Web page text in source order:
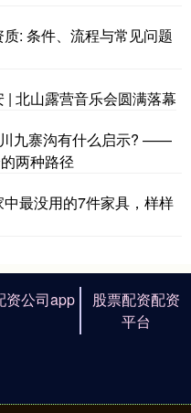
: 条件、流程与常见问题
| 北山露营音乐会圆满落幕
川九寨沟有什么启示? ——
两种路径
最没用的7件家具，样样
资公司app
股票配资配资
平台